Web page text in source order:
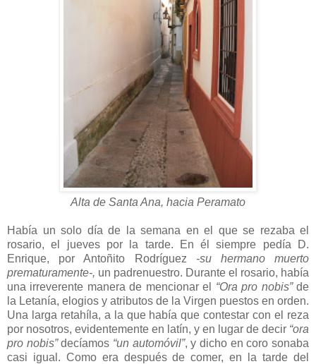
Alta de Santa Ana, hacia Peramato
Había un solo día de la semana en el que se rezaba el
rosario, el jueves por la tarde. En él siempre pedía D.
Enrique, por Antoñito Rodríguez -su hermano muerto
prematuramente-, un padrenuestro. Durante el rosario, había
una irreverente manera de mencionar el
“Ora pro nobis”de
la Letanía, elogios y atributos de la Virgen puestos en orden.
Una larga retahíla, a la que había que contestar con el reza
por nosotros, evidentemente en latín, y en lugar de decir “ora
pro nobis”decíamos “un automóvil”, y dicho en coro sonaba
casi igual. Como era después de comer, en la tarde del